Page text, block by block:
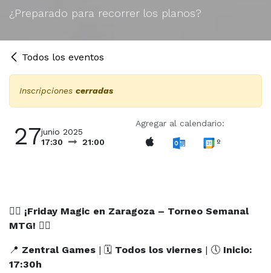
¿Preparado para recorrer los planos?
Todos los eventos
Inscripciones cerradas
27junio 2025
17:30
21:00
Agregar al calendario:
º
🧙‍♂️ ¡Friday Magic en Zaragoza – Torneo Semanal
MTG! 🧙‍♀️
📍 Zentral Games | 🗓 Todos los viernes | 🕔 Inicio:
17:30h